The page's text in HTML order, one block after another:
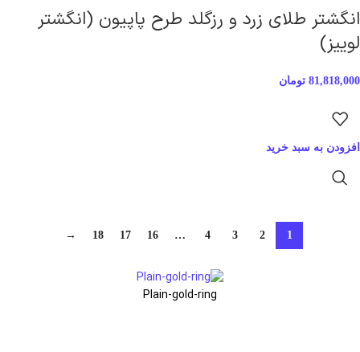
انگشتر طلای زرد و رزگلد طرح پاپیون (انگشتر
لوییز)
81,818,000 تومان
افزودن به سبد خرید
1
2
3
4
…
16
17
18
→
Plain-gold-ring